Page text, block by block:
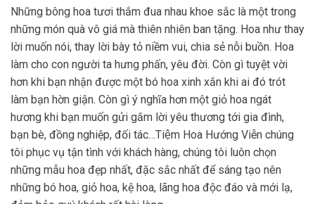
Những bông hoa tươi thắm đua nhau khoe sắc là một trong
những món quà vô giá mà thiên nhiên ban tặng. Hoa như thay
lời muốn nói, thay lời bày tỏ niềm vui, chia sẻ nỗi buồn. Hoa
làm cho con người ta hưng phấn, yêu đời. Còn gì tuyệt vời
hơn khi bạn nhận được một bó hoa xinh xắn khi ai đó trót
làm bạn hờn giận. Còn gì ý nghĩa hơn một giỏ hoa ngát
hương khi bạn muốn gửi gắm lời yêu thương tới gia đình,
bạn bè, đồng nghiệp, đối tác…Tiệm Hoa Hướng Viễn chúng
tôi phục vụ tận tình với khách hàng, chúng tôi luôn chọn
những mẫu hoa đẹp nhất, đặc sắc nhất để sáng tạo nên
những bó hoa, giỏ hoa, kệ hoa, lãng hoa độc đáo và mới lạ,